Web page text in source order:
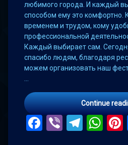
любимого города. И каждый
способом ему это комфортно.
временем и трудом, кому
профессиональной
Каждый выбирает сам.
спасибо людям, благодаря
можем организовать наш
Continue
Facebook
Viber